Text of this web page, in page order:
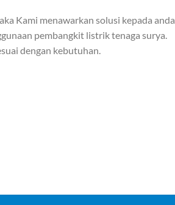
Kami menawarkan solusi kepada anda
pembangkit listrik tenaga surya.
dengan kebutuhan.